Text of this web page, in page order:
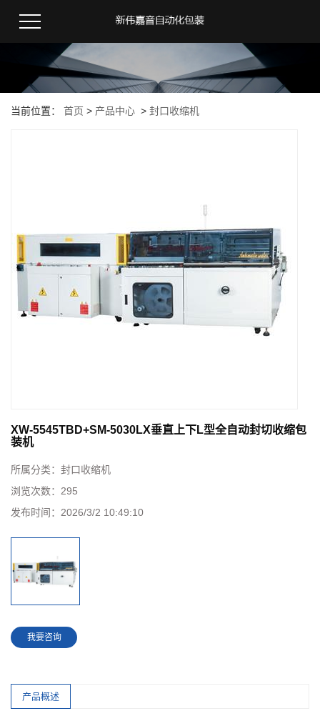
当前位置： 首页 > 产品中心 > 封口收缩机
XW-5545TBD+SM-5030LX垂直上下L型全自动封切收缩包
装机
所属分类： 封口收缩机
浏览次数： 295
发布时间： 2026/3/2 10:49:10
我要咨询
产品概述